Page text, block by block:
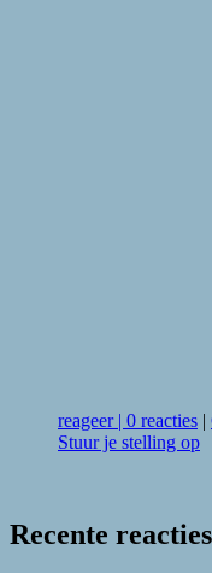
reageer| 0 reacties |
Stuur je stelling op
Recente reacties